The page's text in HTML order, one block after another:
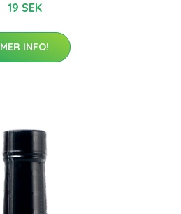
19 SEK
MER INFO!